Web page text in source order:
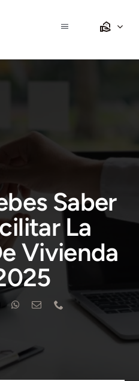
Toggle
Saber
La
Vivienda